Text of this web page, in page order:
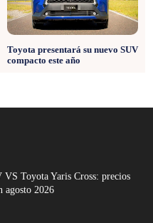
Toyota presentará su nuevo SUV
compacto este año
VS Toyota Yaris Cross: precios
agosto 2026